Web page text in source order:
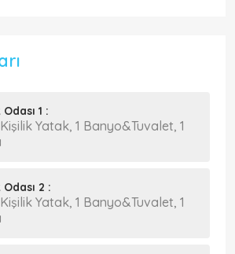
1 :
Yatak, 1 Banyo&Tuvalet, 1
2 :
Yatak, 1 Banyo&Tuvalet, 1